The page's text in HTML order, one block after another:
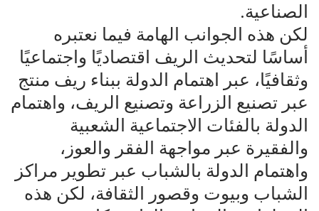
الصناعية.
لكن هذه الجوانب الهامة فيما نعتبره
أساسًا لتحديث الريف اقتصاديًا واجتماعيًا
وثقافيًا، عبر اهتمام الدولة ببناء ريف منتج
عبر تصنيع الزراعة وتصنيع الريف، واهتمام
الدولة بالفئات الاجتماعية الشعبية
والفقيرة عبر مواجهة الفقر والعوز،
واهتمام الدولة بالشباب عبر تطوير مراكز
الشباب وبيوت وقصور الثقافة، لكن هذه